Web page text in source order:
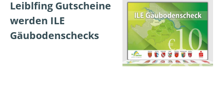
Leiblfing Gutscheine
werden ILE
Gäubodenschecks